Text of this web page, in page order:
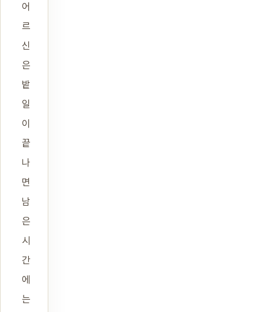
어
르
신
은
밭
일
이
끝
나
면
남
은
시
간
에
는